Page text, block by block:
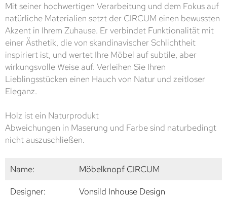
Mit seiner hochwertigen Verarbeitung und dem Fokus auf
natürliche Materialien setzt der CIRCUM einen bewussten
Akzent in Ihrem Zuhause. Er verbindet Funktionalität mit
einer Ästhetik, die von skandinavischer Schlichtheit
inspiriert ist, und wertet Ihre Möbel auf subtile, aber
wirkungsvolle Weise auf. Verleihen Sie Ihren
Lieblingsstücken einen Hauch von Natur und zeitloser
Eleganz.
Holz ist ein Naturprodukt
Abweichungen in Maserung und Farbe sind naturbedingt
nicht auszuschließen.
Name:
Möbelknopf CIRCUM
Designer:
Vonsild Inhouse Design